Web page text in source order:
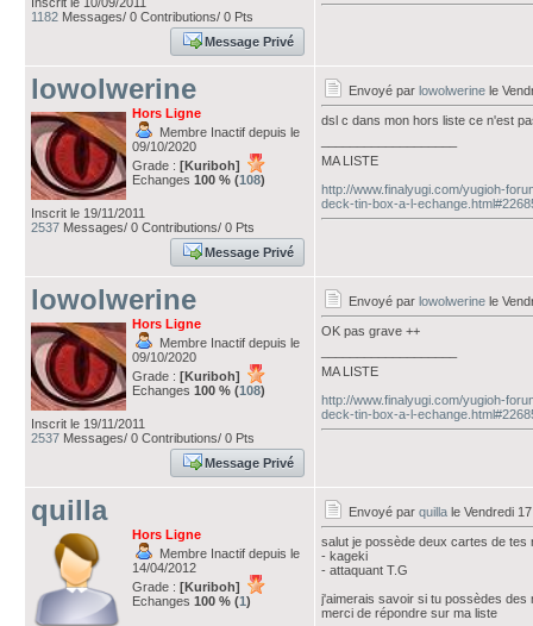
1182 Messages/ 0 Contributions/ 0 Pts
Message Privé
lowolwerine
Hors Ligne
Membre Inactif depuis le
09/10/2020
Grade : [Kuriboh]
Echanges 100 % (108)
Inscrit le 19/11/2011
2537 Messages/ 0 Contributions/ 0 Pts
Message Privé
Envoyé par lowolwerine le
dsl c dans mon hors liste ce n'est
MA LISTE
http://www.finalyugi.com/yugioh-
deck-tin-box-a-l-
lowolwerine
Hors Ligne
Membre Inactif depuis le
09/10/2020
Grade : [Kuriboh]
Echanges 100 % (108)
Inscrit le 19/11/2011
2537 Messages/ 0 Contributions/ 0 Pts
Message Privé
Envoyé par lowolwerine le
OK pas grave ++
MA LISTE
http://www.finalyugi.com/yugioh-
deck-tin-box-a-l-
quilla
Hors Ligne
Membre Inactif depuis le
14/04/2012
Grade : [Kuriboh]
Echanges 100 % (1)
Envoyé par quilla le Vendredi
salut je possède deux cartes de tes
- kageki
- attaquant T.G
j'aimerais savoir si tu possèdes
merci de répondre sur ma liste